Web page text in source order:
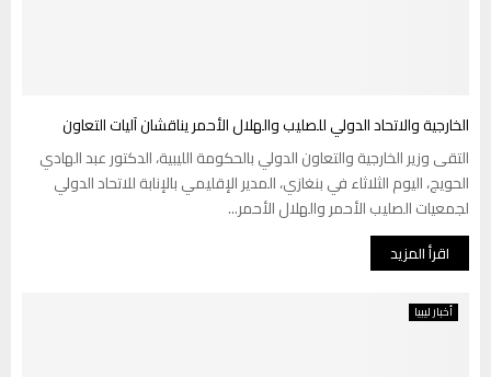
الخارجية والاتحاد الدولي للصليب والهلال الأحمر يناقشان آليات التعاون
التقى وزير الخارجية والتعاون الدولي بالحكومة الليبية، الدكتور عبد الهادي
الحويج، اليوم الثلاثاء في بنغازي، المدير الإقليمي بالإنابة للاتحاد الدولي
لجمعيات الصليب الأحمر والهلال الأحمر...
اقرأ المزيد
أخبار ليبيا